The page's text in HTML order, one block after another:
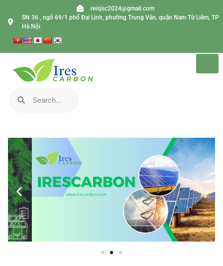
reisjsc2024@gmail.com
SN 36 , ngõ 69/1 phố Đại Linh, phường Trung Văn, quận Nam Từ Liêm, TP
Hà Nội